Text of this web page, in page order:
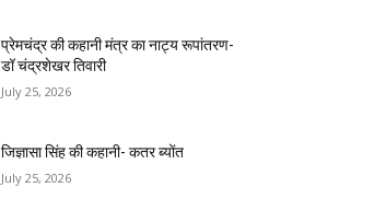
प्रेमचंद्र की कहानी मंत्र का नाट्य रूपांतरण-
डॉ चंद्रशेखर तिवारी
July 25, 2026
जिज्ञासा सिंह की कहानी- कतर ब्योंत
July 25, 2026